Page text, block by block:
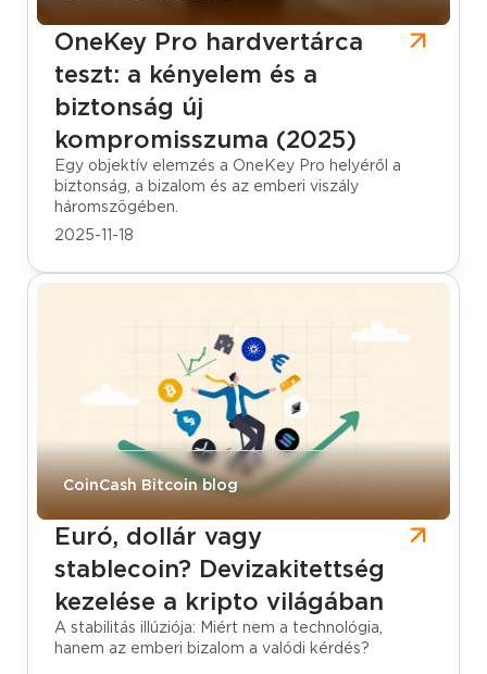
OneKey Pro hardvertárca
teszt: a kényelem és a
biztonság új
kompromisszuma (2025)
Egy objektív elemzés a OneKey Pro helyéről a
biztonság, a bizalom és az emberi viszály
háromszögében.
2025-11-18
CoinCash Bitcoin blog
Euró, dollár vagy
stablecoin? Devizakitettség
kezelése a kripto világában
A stabilitás illúziója: Miért nem a technológia,
hanem az emberi bizalom a valódi kérdés?